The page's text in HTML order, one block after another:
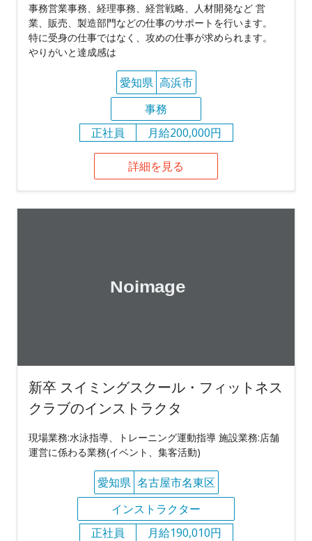
事務営業事務、経理事務、経営戦略、人材開発など 営
業、販売、製造部門などの仕事のサポートを行います。
特に受身の仕事ではなく、攻めの仕事が求められます。
やりがいと達成感は
愛知県 高浜市
事務
正社員
月給200,000円
詳細を見る
新卒 スイミングスクール・フィットネス
クラブのインストラクタ
現場業務:水泳指導、トレーニング運動指導 施設業務:店舗
運営に係わる業務(イベント、集客活動)
愛知県 名古屋市名東区
インストラクター
正社員
月給190,010円